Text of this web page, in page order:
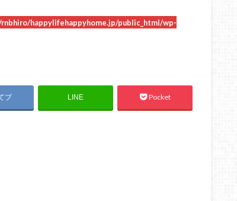
happylifehappyhome.jp/public_html/wp-
ブ LINE Pocket